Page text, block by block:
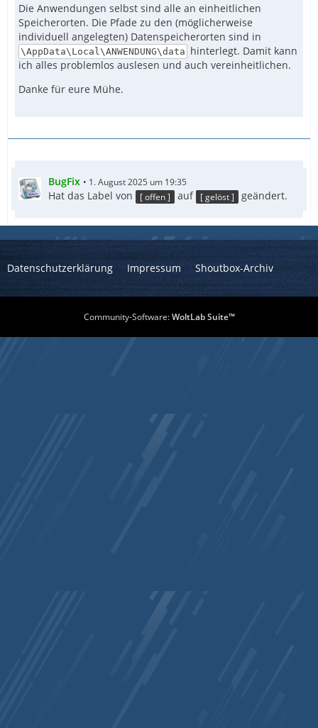
Die Anwendungen selbst sind alle an einheitlichen
Speicherorten. Die Pfade zu den (möglicherweise
individuell angelegten) Datenspeicherorten sind in
\AppData\Local\ANWENDUNG\data hinterlegt. Damit kann
ich alles problemlos auslesen und auch vereinheitlichen.
Danke für eure Mühe.
BugFix 1. August 2025 um 19:35
Hat das Label von [ offen ] auf [ gelöst ] geändert.
Datenschutzerklärung Impressum Shoutbox-Archiv
Community-Software:WoltLab Suite™